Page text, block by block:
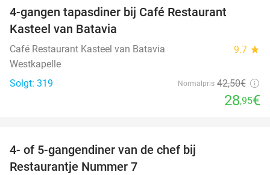
4-gangen tapasdiner bij Café Restaurant
Kasteel van Batavia
Café Restaurant Kasteel van Batavia 9.7 star
Westkapelle
Solgt: 319
Normalpris 42,50€
28,95€
4- of 5-gangendiner van de chef bij
Restaurantje Nummer 7